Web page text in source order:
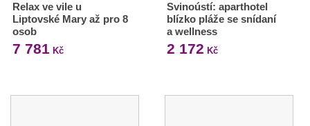
Relax ve vile u
Liptovské Mary až pro 8
osob
7 781 Kč
Svinoústí: aparthotel
blízko pláže se snídaní
a wellness
2 172 Kč